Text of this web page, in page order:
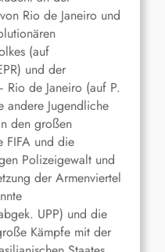
Rio de Janeiro und
(auf
und der
de Janeiro (auf P.
Jugendliche
den großen
FIFA und die
Polizeigewalt und
der Armenviertel
UPP) und die
Kämpfe mit der